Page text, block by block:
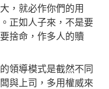
，就必作你們的用
正如人子來，不是要
捨命，作多人的贖
導模式是截然不同
與上司，多用權威來